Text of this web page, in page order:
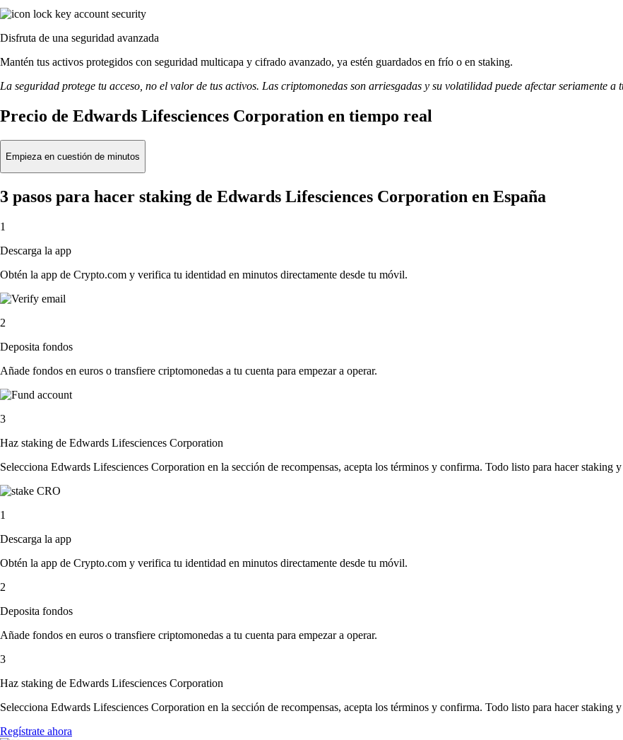
Disfruta de una seguridad avanzada
Mantén tus activos protegidos con seguridad multicapa y cifrado avanzado, ya estén guardados en frío o en staking.
La seguridad protege tu acceso, no el valor de tus activos. Las criptomonedas son arriesgadas y su volatilidad puede afectar seriamente a
Precio de Edwards Lifesciences Corporation en tiempo real
Empieza en cuestión de minutos
3 pasos para hacer staking de Edwards Lifesciences Corporation en España
1
Descarga la app
Obtén la app de Crypto.com y verifica tu identidad en minutos directamente desde tu móvil.
2
Deposita fondos
Añade fondos en euros o transfiere criptomonedas a tu cuenta para empezar a operar.
3
Haz staking de Edwards Lifesciences Corporation
Selecciona Edwards Lifesciences Corporation en la sección de recompensas, acepta los términos y confirma. Todo listo para hacer staking
1
Descarga la app
Obtén la app de Crypto.com y verifica tu identidad en minutos directamente desde tu móvil.
2
Deposita fondos
Añade fondos en euros o transfiere criptomonedas a tu cuenta para empezar a operar.
3
Haz staking de Edwards Lifesciences Corporation
Selecciona Edwards Lifesciences Corporation en la sección de recompensas, acepta los términos y confirma. Todo listo para hacer staking
Regístrate ahora